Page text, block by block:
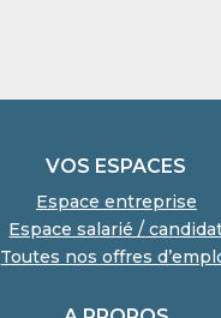
VOS ESPACES
Espace entreprise
Espace salarié /
Toutes nos offres